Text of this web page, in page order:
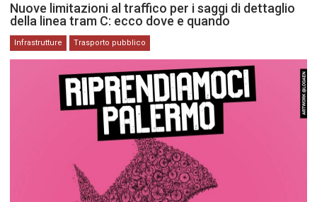
Nuove limitazioni al traffico per i saggi di dettaglio
della linea tram C: ecco dove e quando
Infrastrutture Trasporto pubblico